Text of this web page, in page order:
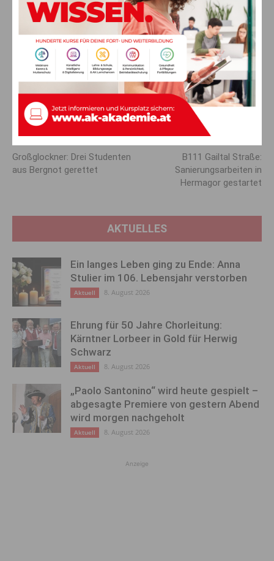
Volksschüler besuchten kürzlich das Gemeindeamt Arnoldstein und erhielten
dabei Einblicke in die Arbeit der Gemeindeverwaltung (c) Marktgemeinde
Arnoldstein
Großglockner: Drei Studenten
aus Bergnot gerettet
B111 Gailtal Straße:
Sanierungsarbeiten in
Hermagor gestartet
AKTUELLES
Ein langes Leben ging zu Ende: Anna
Stulier im 106. Lebensjahr verstorben
Aktuell 8. August 2026
Ehrung für 50 Jahre Chorleitung:
Kärntner Lorbeer in Gold für Herwig
Schwarz
Aktuell 8. August 2026
„Paolo Santonino“ wird heute gespielt –
abgesagte Premiere von gestern Abend
wird morgen nachgeholt
Aktuell 8. August 2026
Anzeige